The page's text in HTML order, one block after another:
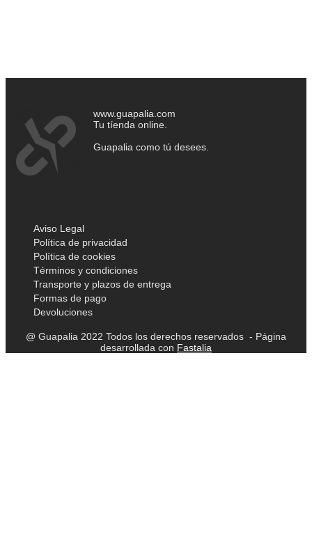
www.guapalia.com
Tu tíenda online.
Guapalia como tú desees.
Aviso Legal
Política de privacidad
Política de cookies
Términos y condiciones
Transporte y plazos de entrega
Formas de pago
Devoluciones
@ Guapalia 2022 Todos los derechos reservados - Página
desarrollada con Fastalia